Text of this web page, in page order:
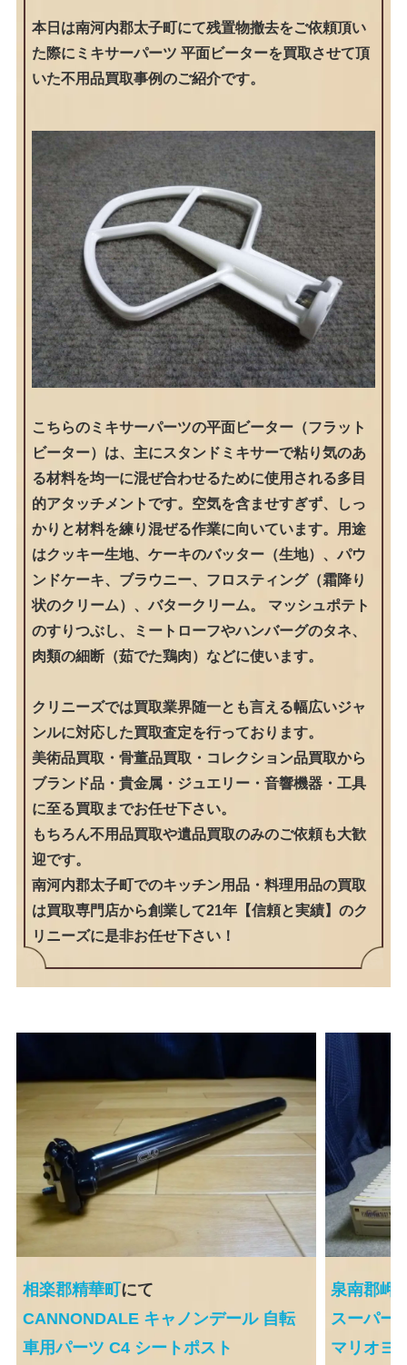
本日は南河内郡太子町にて残置物撤去をご依頼頂い
た際にミキサーパーツ 平面ビーターを買取させて頂
いた不用品買取事例のご紹介です。
こちらのミキサーパーツの平面ビーター（フラット
ビーター）は、主にスタンドミキサーで粘り気のあ
る材料を均一に混ぜ合わせるために使用される多目
的アタッチメントです。空気を含ませすぎず、しっ
かりと材料を練り混ぜる作業に向いています。用途
はクッキー生地、ケーキのバッター（生地）、パウ
ンドケーキ、ブラウニー、フロスティング（霜降り
状のクリーム）、バタークリーム。 マッシュポテト
のすりつぶし、ミートローフやハンバーグのタネ、
肉類の細断（茹でた鶏肉）などに使います。
クリニーズでは買取業界随一とも言える幅広いジャ
ンルに対応した買取査定を行っております。
美術品買取・骨董品買取・コレクション品買取から
ブランド品・貴金属・ジュエリー・音響機器・工具
に至る買取までお任せ下さい。
もちろん不用品買取や遺品買取のみのご依頼も大歓
迎です。
南河内郡太子町でのキッチン用品・料理用品の買取
は買取専門店から創業して21年【信頼と実績】のク
リニーズに是非お任せ下さい！
相楽郡精華町にて
CANNONDALE キャノンデール 自転
車用パーツ C4 シートポスト
泉南郡岬
スーパー
マリオヨ